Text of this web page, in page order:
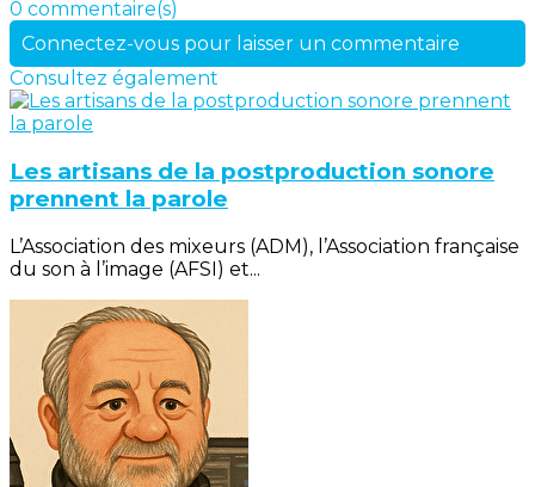
0 commentaire(s)
Connectez-vous pour laisser un commentaire
Consultez également
Les artisans de la postproduction sonore
prennent la parole
L’Association des mixeurs (ADM), l’Association française
du son à l’image (AFSI) et...